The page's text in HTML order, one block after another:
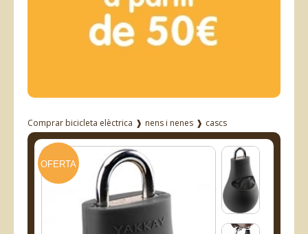
Comprar bicicleta elèctrica ❱ nens i nenes ❱ cascs
OFERTA